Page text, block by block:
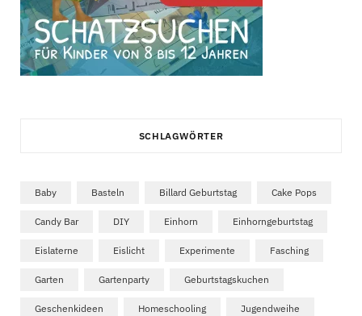
SCHLAGWÖRTER
Baby Basteln Billard Geburtstag Cake Pops
Candy Bar DIY Einhorn Einhorngeburtstag
Eislaterne Eislicht Experimente Fasching
Garten Gartenparty Geburtstagskuchen
Geschenkideen Homeschooling Jugendweihe